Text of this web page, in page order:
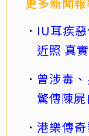
IU耳疾
近照 真
曾涉毒
驚傳陳屍
港樂傳